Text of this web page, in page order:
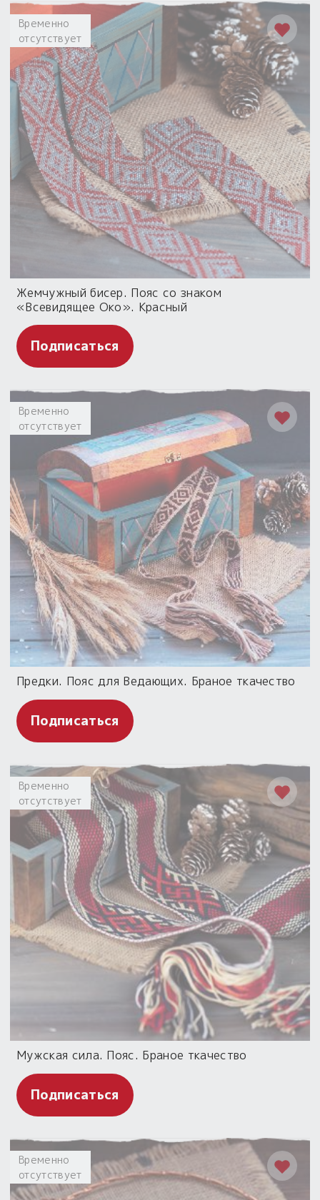
Временно
отсутствует
Жемчужный бисер. Пояс со знаком
«Всевидящее Око». Красный
Подписаться
Временно
отсутствует
Предки. Пояс для Ведающих. Браное ткачество
Подписаться
Временно
отсутствует
Мужская сила. Пояс. Браное ткачество
Подписаться
Временно
отсутствует